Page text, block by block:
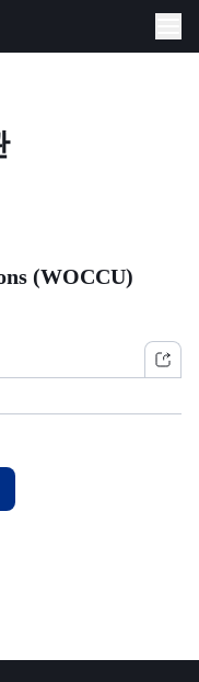
(WOCCU)